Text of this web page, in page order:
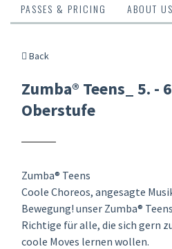
PASSES & PRICING
ABOUT US
Back
Zumba® Teens_ 5. -
Oberstufe
Zumba® Teens
Coole Choreos, angesagte
Bewegung! unser Zumba®
Richtige für alle, die sich gern
coole Moves lernen wollen.